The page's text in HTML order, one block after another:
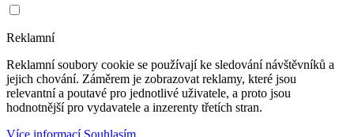
Reklamní
Reklamní soubory cookie se používají ke sledování návštěvníků a
jejich chování. Záměrem je zobrazovat reklamy, které jsou
relevantní a poutavé pro jednotlivé uživatele, a proto jsou
hodnotnější pro vydavatele a inzerenty třetích stran.
Více informací Souhlasím